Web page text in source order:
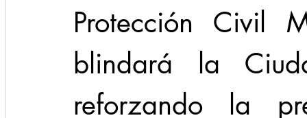
Protección Civil
blindará la
reforzando la